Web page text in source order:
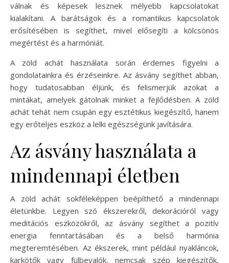
válnak és képesek lesznek mélyebb kapcsolatokat
kialakítani. A barátságok és a romantikus kapcsolatok
erősítésében is segíthet, mivel elősegíti a kölcsönös
megértést és a harmóniát.
A zöld achát használata során érdemes figyelni a
gondolatainkra és érzéseinkre. Az ásvány segíthet abban,
hogy tudatosabban éljünk, és felismerjük azokat a
mintákat, amelyek gátolnak minket a fejlődésben. A zöld
achát tehát nem csupán egy esztétikus kiegészítő, hanem
egy erőteljes eszköz a lelki egészségünk javítására.
Az ásvány használata a
mindennapi életben
A zöld achát sokféleképpen beépíthető a mindennapi
életünkbe. Legyen szó ékszerekről, dekorációról vagy
meditációs eszközökről, az ásvány segíthet a pozitív
energia fenntartásában és a belső harmónia
megteremtésében. Az ékszerek, mint például nyakláncok,
karkötők vagy fülbevalók, nemcsak szép kiegészítők,